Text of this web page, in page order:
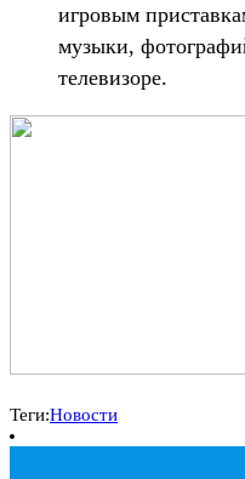
игровым
музыки,
телевизоре.
Теги:Новости